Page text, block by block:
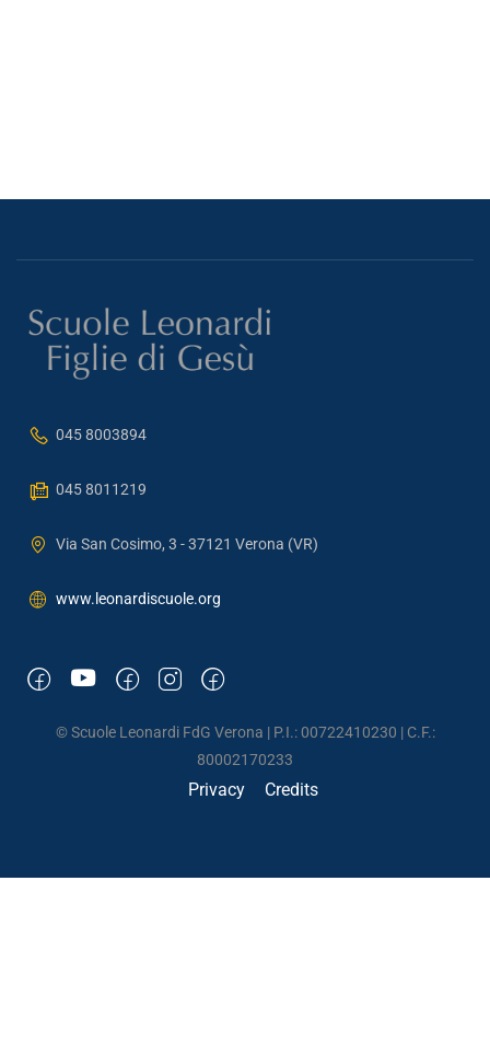
045 8003894
045 8011219
Via San Cosimo, 3 - 37121 Verona (VR)
www.leonardiscuole.org
© Scuole Leonardi FdG Verona | P.I.: 00722410230 | C.F.:
80002170233
Privacy Credits